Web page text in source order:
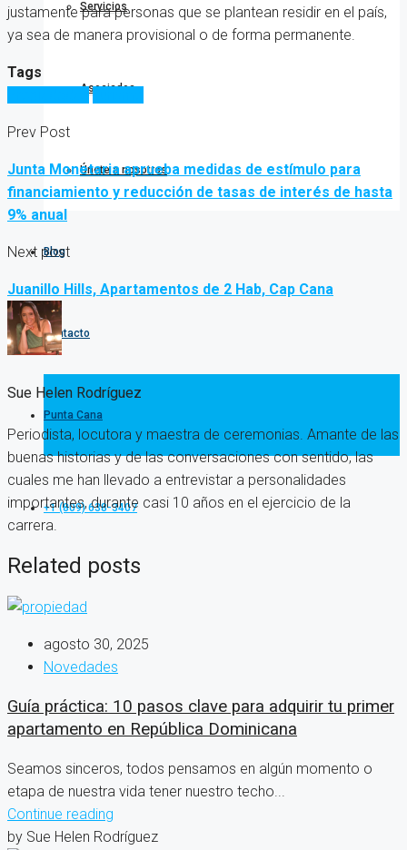
Servicios
Asociados
Únete a nosotros
Blog
Contacto
Punta Cana
+1 (809) 638-3407
justamente para personas que se plantean residir en el país,
ya sea de manera provisional o de forma permanente.
Tags
Prev Post
Junta Monetaria aprueba medidas de estímulo para
financiamiento y reducción de tasas de interés de hasta
9% anual
Next post
Juanillo Hills, Apartamentos de 2 Hab, Cap Cana
Sue Helen Rodríguez
Periodista, locutora y maestra de ceremonias. Amante de las
buenas historias y de las conversaciones con sentido, las
cuales me han llevado a entrevistar a personalidades
importantes, durante casi 10 años en el ejercicio de la
carrera.
Related posts
agosto 30, 2025
Novedades
Guía práctica: 10 pasos clave para adquirir tu primer
apartamento en República Dominicana
Seamos sinceros, todos pensamos en algún momento o
etapa de nuestra vida tener nuestro techo...
Continue reading
by Sue Helen Rodríguez